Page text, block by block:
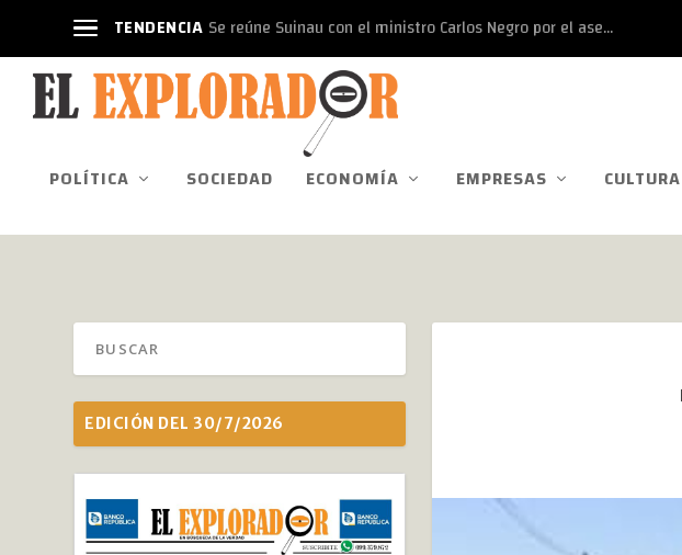
TENDENCIA Se reúne Suinau con el ministro Carlos Negro por el ase...
POLÍTICA SOCIEDAD ECONOMÍA EMPRESAS CULTURA
EDICIÓN DEL 30/7/2026